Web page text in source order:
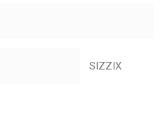
SIZZIX